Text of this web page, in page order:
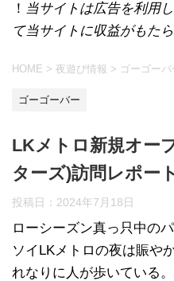
！ 当サイトは広告を利用
て当サイトに収益がもた
HOME > 夜遊び情報 > ゴーゴーバ
ゴーゴーバー
LKメトロ新規オー
ターズ)訪問レポート
投稿日： 2024年7月18日
ローシーズン真っ只中のパ
ソイLKメトロの夜は賑や
れなりに人が歩いている。